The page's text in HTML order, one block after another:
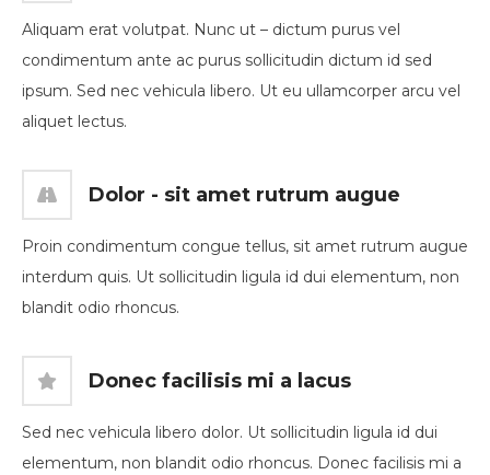
Aliquam erat volutpat. Nunc ut – dictum purus vel
condimentum ante ac purus sollicitudin dictum id sed
ipsum. Sed nec vehicula libero. Ut eu ullamcorper arcu vel
aliquet lectus.
Dolor - sit amet rutrum augue
Proin condimentum congue tellus, sit amet rutrum augue
interdum quis. Ut sollicitudin ligula id dui elementum, non
blandit odio rhoncus.
Donec facilisis mi a lacus
Sed nec vehicula libero dolor. Ut sollicitudin ligula id dui
elementum, non blandit odio rhoncus. Donec facilisis mi a